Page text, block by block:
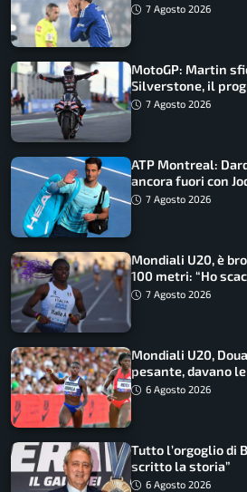
7 Agosto 2026
MotoGP: Martin
Silverstone, il
7 Agosto 2026
ATP Montreal:
ancora fuori con
7 Agosto 2026
Mondiali U20, è
100 metri: “Ho
7 Agosto 2026
Mondiali U20,
pesante, davano
Non ho nulla da
6 Agosto 2026
Tutto l’orgoglio di
scritto la storia”
6 Agosto 2026